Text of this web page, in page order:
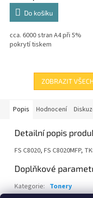
Do košíku
cca. 6000 stran A4 při 5%
pokrytí tiskem
ZOBRAZIT
Popis Hodnocení
Detailní popis
FS C8020, FS C8020MFP,
Doplňkové
Kategorie: Tonery